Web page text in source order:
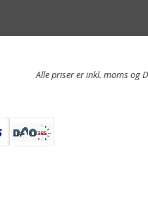
Alle priser er inkl. moms og